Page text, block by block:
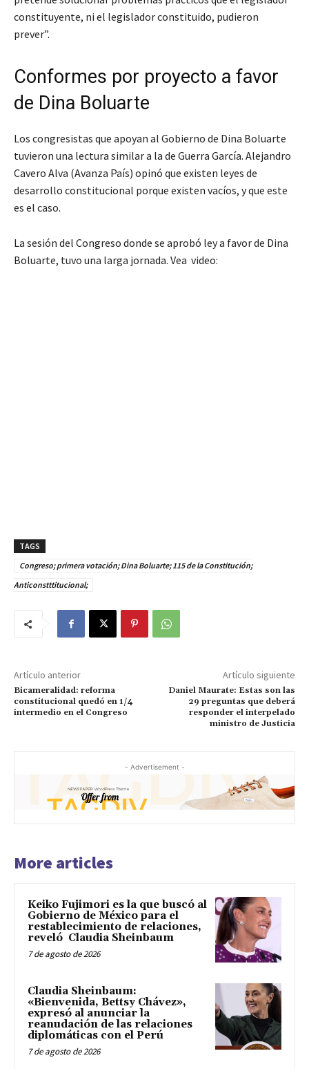
constituyente, ni el legislador constituido, pudieron
prever”.
Conformes por proyecto a favor
de Dina Boluarte
Los congresistas que apoyan al Gobierno de Dina Boluarte
tuvieron una lectura similar a la de Guerra García. Alejandro
Cavero Alva (Avanza País) opinó que existen leyes de
desarrollo constitucional porque existen vacíos, y que este
es el caso.
La sesión del Congreso donde se aprobó ley a favor de Dina
Boluarte, tuvo una larga jornada. Vea video:
TAGS
Congreso; primera votación; Dina Boluarte; 115 de la Constitución;
Anticonstttitucional;
Artículo anterior
Bicameralidad: reforma
constitucional quedó en 1/4
intermedio en el Congreso
Artículo siguiente
Daniel Maurate: Estas son las
29 preguntas que deberá
responder el interpelado
ministro de Justicia
- Advertisement -
More articles
Keiko Fujimori es la que buscó al
Gobierno de México para el
restablecimiento de relaciones,
reveló Claudia Sheinbaum
7 de agosto de 2026
Claudia Sheinbaum:
«Bienvenida, Bettsy Chávez»,
expresó al anunciar la
reanudación de las relaciones
diplomáticas con el Perú
7 de agosto de 2026